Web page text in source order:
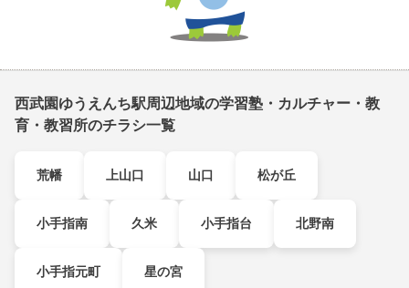
西武園ゆうえんち駅周辺地域の学習塾・カルチャー・教
育・教習所のチラシ一覧
荒幡 上山口 山口 松が丘
小手指南 久米 小手指台 北野南
小手指元町 星の宮